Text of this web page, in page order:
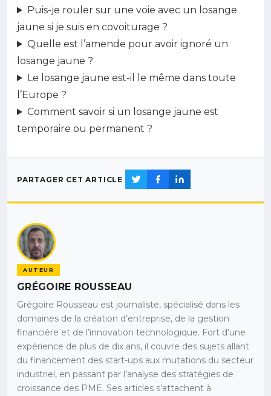
Puis-je rouler sur une voie avec un losange
jaune si je suis en covoiturage ?
Quelle est l’amende pour avoir ignoré un
losange jaune ?
Le losange jaune est-il le même dans toute
l’Europe ?
Comment savoir si un losange jaune est
temporaire ou permanent ?
PARTAGER CET ARTICLE
AUTEUR
GRÉGOIRE ROUSSEAU
Grégoire Rousseau est journaliste, spécialisé dans les
domaines de la création d’entreprise, de la gestion
financière et de l’innovation technologique. Fort d’une
expérience de plus de dix ans, il couvre des sujets allant
du financement des start-ups aux mutations du secteur
industriel, en passant par l’analyse des stratégies de
croissance des PME. Ses articles s’attachent à